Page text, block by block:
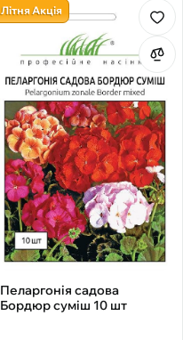
Літня Акція
Пеларгонія садова
Бордюр суміш 10 шт